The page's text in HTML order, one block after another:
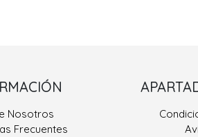
Ramón González, Nº 9
36400 Porriño, O
Nosotros
Frecuentes